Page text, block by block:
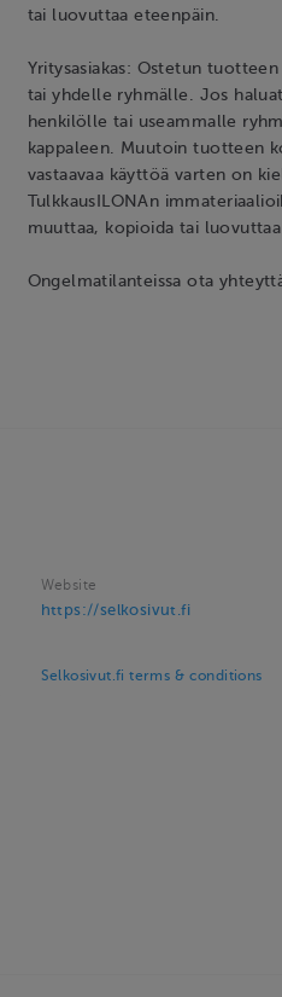
tai luovuttaa eteenpäin.
Yritysasiakas: Ostetun
tai yhdelle ryhmälle. Jos
henkilölle tai useammalle
kappaleen. Muutoin tuotteen
vastaavaa käyttöä varten on
TulkkausILONAn
muuttaa, kopioida tai
Ongelmatilanteissa ota
Website
https://selkosivut.fi
Selkosivut.fi terms & conditions